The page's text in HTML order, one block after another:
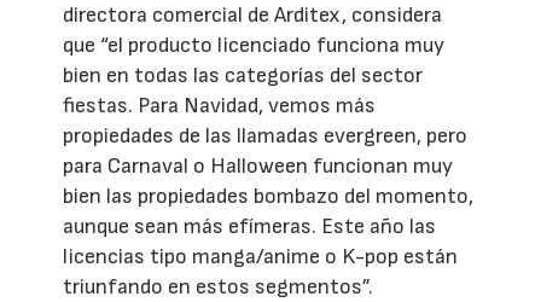
directora comercial de Arditex, considera
que “el producto licenciado funciona muy
bien en todas las categorías del sector
fiestas. Para Navidad, vemos más
propiedades de las llamadas evergreen, pero
para Carnaval o Halloween funcionan muy
bien las propiedades bombazo del momento,
aunque sean más efímeras. Este año las
licencias tipo manga/anime o K-pop están
triunfando en estos segmentos”.